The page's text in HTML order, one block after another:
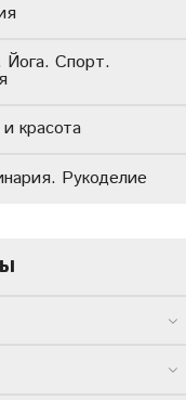
Спорт.
красота
Рукоделие